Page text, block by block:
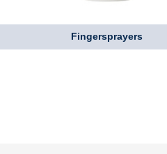
Fingersprayers